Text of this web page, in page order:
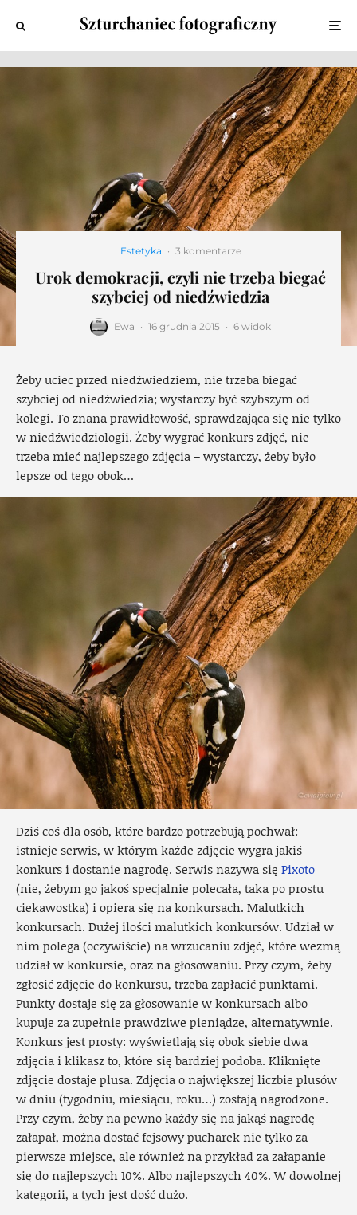
Estetyka · 3 komentarze
Urok demokracji, czyli nie trzeba biegać
szybciej od niedźwiedzia
Ewa · 16 grudnia 2015 · 6 widok
Żeby uciec przed niedźwiedziem, nie trzeba biegać
szybciej od niedźwiedzia; wystarczy być szybszym od
kolegi. To znana prawidłowość, sprawdzająca się nie tylko
w niedźwiedziologii. Żeby wygrać konkurs zdjęć, nie
trzeba mieć najlepszego zdjęcia – wystarczy, żeby było
lepsze od tego obok…
Dziś coś dla osób, które bardzo potrzebują pochwał:
istnieje serwis, w którym każde zdjęcie wygra jakiś
konkurs i dostanie nagrodę. Serwis nazywa się Pixoto
(nie, żebym go jakoś specjalnie polecała, taka po prostu
ciekawostka) i opiera się na konkursach. Malutkich
konkursach. Dużej ilości malutkich konkursów. Udział w
nim polega (oczywiście) na wrzucaniu zdjęć, które wezmą
udział w konkursie, oraz na głosowaniu. Przy czym, żeby
zgłosić zdjęcie do konkursu, trzeba zapłacić punktami.
Punkty dostaje się za głosowanie w konkursach albo
kupuje za zupełnie prawdziwe pieniądze, alternatywnie.
Konkurs jest prosty: wyświetlają się obok siebie dwa
zdjęcia i klikasz to, które się bardziej podoba. Kliknięte
zdjęcie dostaje plusa. Zdjęcia o największej liczbie plusów
w dniu (tygodniu, miesiącu, roku…) zostają nagrodzone.
Przy czym, żeby na pewno każdy się na jakąś nagrodę
załapał, można dostać fejsowy pucharek nie tylko za
pierwsze miejsce, ale również na przykład za załapanie
się do najlepszych 10%. Albo najlepszych 40%. W dowolnej
kategorii, a tych jest dość dużo.